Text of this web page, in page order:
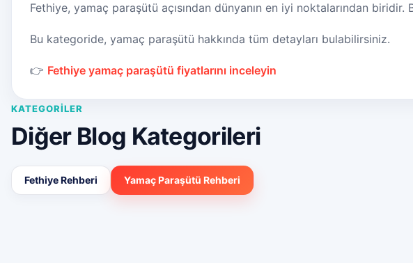
Fethiye, yamaç paraşütü açısından dünyanın en iyi noktalarından
Bu kategoride, yamaç paraşütü hakkında tüm detayları bulabilirsiniz.
👉 Fethiye yamaç paraşütü fiyatlarını inceleyin
KATEGORILER
Diğer Blog Kategorileri
Fethiye Rehberi Yamaç Paraşütü Rehberi